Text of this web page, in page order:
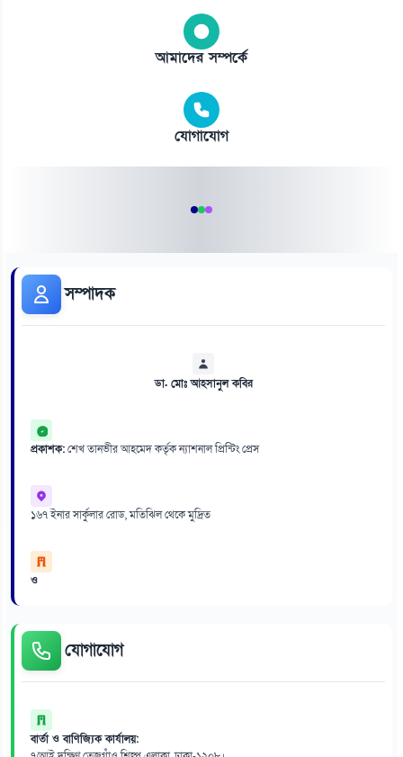
আমাদের সম্পর্কে
যোগাযোগ
সম্পাদক
ডা. মোঃ আহসানুল কবির
প্রকাশক:শেখ তানভীর আহমেদ কর্তৃক ন্যাশনাল প্রিন্টিং প্রেস
১৬৭ ইনার সার্কুলার রোড, মতিঝিল থেকে মুদ্রিত
ও
যোগাযোগ
বার্তা ও বাণিজ্যিক কার্যালয়: